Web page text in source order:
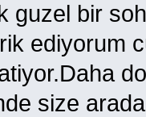
guzel bir
ediyorum
size